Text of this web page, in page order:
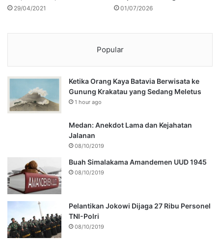
29/04/2021 01/07/2026
Popular
Ketika Orang Kaya Batavia Berwisata ke
Gunung Krakatau yang Sedang Meletus
1 hour ago
Medan: Anekdot Lama dan Kejahatan
Jalanan
08/10/2019
Buah Simalakama Amandemen UUD 1945
08/10/2019
Pelantikan Jokowi Dijaga 27 Ribu Personel
TNI-Polri
08/10/2019